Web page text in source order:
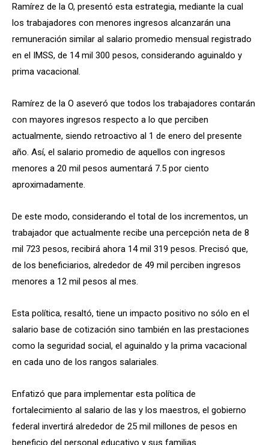
Ramírez de la O, presentó esta estrategia, mediante la cual
los trabajadores con menores ingresos alcanzarán una
remuneración similar al salario promedio mensual registrado
en el IMSS, de 14 mil 300 pesos, considerando aguinaldo y
prima vacacional.
Ramírez de la O aseveró que todos los trabajadores contarán
con mayores ingresos respecto a lo que perciben
actualmente, siendo retroactivo al 1 de enero del presente
año. Así, el salario promedio de aquellos con ingresos
menores a 20 mil pesos aumentará 7.5 por ciento
aproximadamente.
De este modo, considerando el total de los incrementos, un
trabajador que actualmente recibe una percepción neta de 8
mil 723 pesos, recibirá ahora 14 mil 319 pesos. Precisó que,
de los beneficiarios, alrededor de 49 mil perciben ingresos
menores a 12 mil pesos al mes.
Esta política, resaltó, tiene un impacto positivo no sólo en el
salario base de cotización sino también en las prestaciones
como la seguridad social, el aguinaldo y la prima vacacional
en cada uno de los rangos salariales.
Enfatizó que para implementar esta política de
fortalecimiento al salario de las y los maestros, el gobierno
federal invertirá alrededor de 25 mil millones de pesos en
beneficio del personal educativo y sus familias.